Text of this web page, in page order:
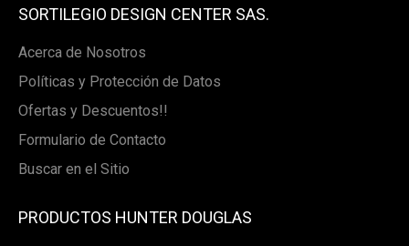
SORTILEGIO DESIGN CENTER SAS.
Acerca de Nosotros
Políticas y Protección de Datos
Ofertas y Descuentos!!
Formulario de Contacto
Buscar en el Sitio
PRODUCTOS HUNTER DOUGLAS